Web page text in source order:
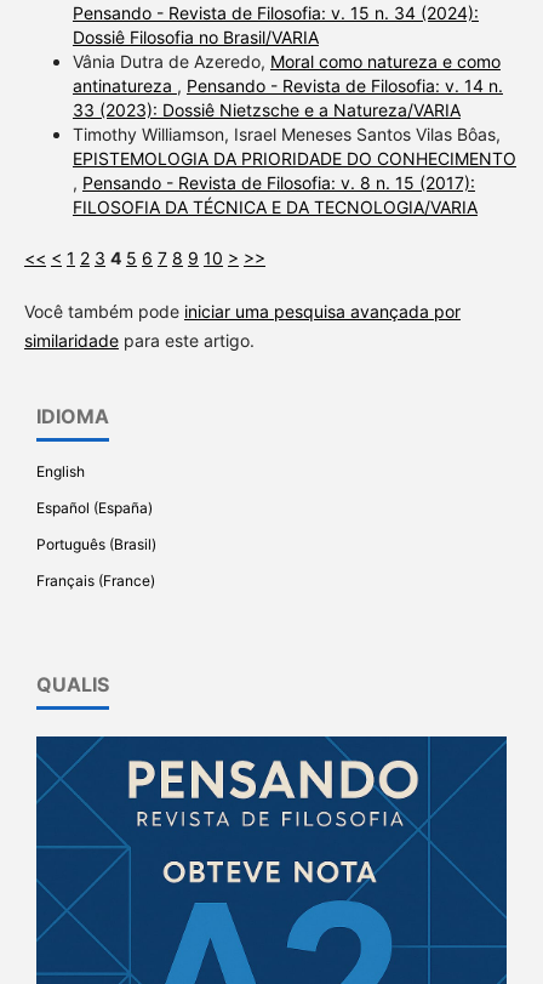
Pensando - Revista de Filosofia: v. 15 n. 34 (2024):
Dossiê Filosofia no Brasil/VARIA
Vânia Dutra de Azeredo, Moral como natureza e como
antinatureza , Pensando - Revista de Filosofia: v. 14 n.
33 (2023): Dossiê Nietzsche e a Natureza/VARIA
Timothy Williamson, Israel Meneses Santos Vilas Bôas,
EPISTEMOLOGIA DA PRIORIDADE DO CONHECIMENTO
, Pensando - Revista de Filosofia: v. 8 n. 15 (2017):
FILOSOFIA DA TÉCNICA E DA TECNOLOGIA/VARIA
<< < 1 2 3 4 5 6 7 8 9 10 > >>
Você também pode iniciar uma pesquisa avançada por
similaridadepara este artigo.
IDIOMA
English
Español (España)
Português (Brasil)
Français (France)
QUALIS